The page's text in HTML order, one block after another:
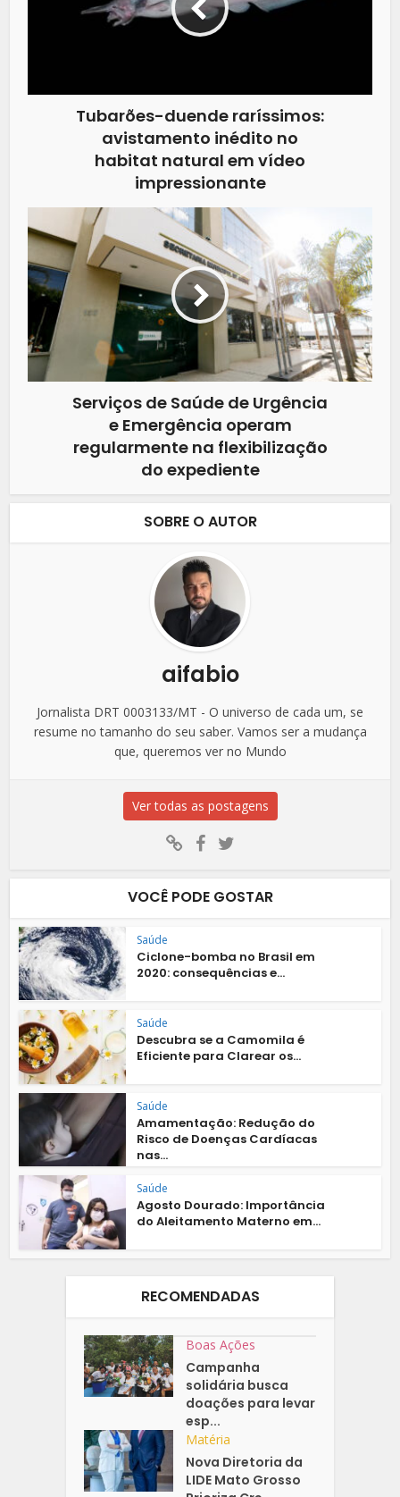
Tubarões-duende raríssimos:
avistamento inédito no
habitat natural em vídeo
impressionante
Serviços de Saúde de Urgência
e Emergência operam
regularmente na flexibilização
do expediente
SOBRE O AUTOR
aifabio
Jornalista DRT 0003133/MT - O universo de cada um, se
resume no tamanho do seu saber. Vamos ser a mudança
que, queremos ver no Mundo
Ver todas as postagens
VOCÊ PODE GOSTAR
Saúde
Ciclone-bomba no Brasil em
2020: consequências e...
Saúde
Descubra se a Camomila é
Eficiente para Clarear os...
Saúde
Amamentação: Redução do
Risco de Doenças Cardíacas
nas...
Saúde
Agosto Dourado: Importância
do Aleitamento Materno em...
RECOMENDADAS
Boas Ações
Campanha
solidária busca
doações para levar
esp...
Matéria
Nova Diretoria da
LIDE Mato Grosso